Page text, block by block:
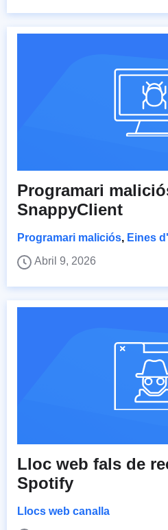
Programari
SnappyClient
Programari maliciós, Eines
Abril 9, 2026
Lloc web fals de
Spotify
Llocs web canalla